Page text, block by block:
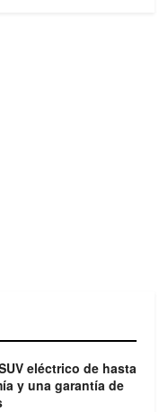
eléctrico de hasta
y una garantía de